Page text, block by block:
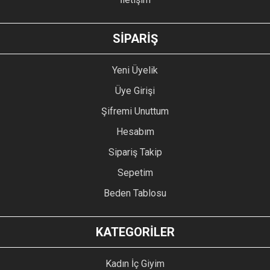
GÖNDER
SİPARİŞ
Yeni Üyelik
Üye Girişi
Şifremi Unuttum
Hesabım
Sipariş Takip
Sepetim
Beden Tablosu
KATEGORİLER
Kadın İç Giyim